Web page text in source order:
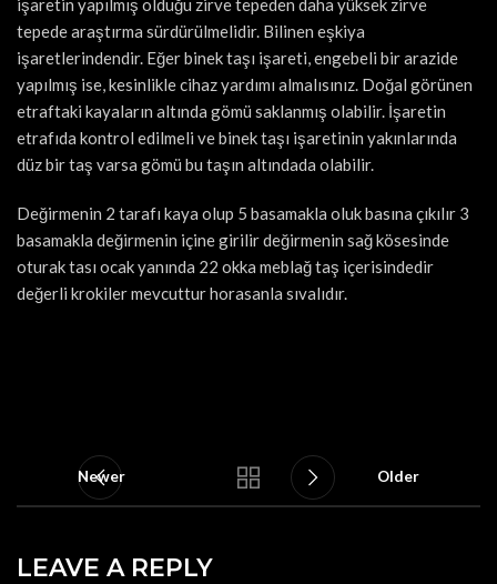
işaretin yapılmış olduğu zirve tepeden daha yüksek zirve
tepede araştırma sürdürülmelidir. Bilinen eşkiya
işaretlerindendir. Eğer binek taşı işareti, engebeli bir arazide
yapılmış ise, kesinlikle cihaz yardımı almalısınız. Doğal görünen
etraftaki kayaların altında gömü saklanmış olabilir. İşaretin
etrafıda kontrol edilmeli ve binek taşı işaretinin yakınlarında
düz bir taş varsa gömü bu taşın altındada olabilir.
Değirmenin 2 tarafı kaya olup 5 basamakla oluk basına çıkılır 3
basamakla değirmenin içine girilir değirmenin sağ kösesinde
oturak tası ocak yanında 22 okka meblağ taş içerisindedir
değerli krokiler mevcuttur horasanla sıvalıdır.
Newer Older
LEAVE A REPLY